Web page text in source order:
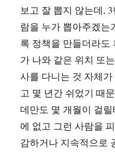
보고 잘 뽑지 않는데,
람을 누가 뽑아주겠는
록 정책을 만들더라도
가 나와 같은 위치 또
사를 다니는 것 자체
고 몇 년간 쉬었기 때
데만도 몇 개월이 걸
에 없고 그런 사람을
감하거나 지속적으로